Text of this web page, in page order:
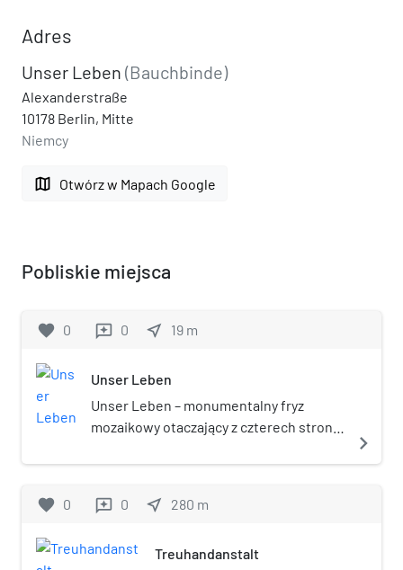
Adres
Unser Leben (Bauchbinde)
Alexanderstraße
10178 Berlin, Mitte
Niemcy
map Otwórz w Mapach Google
Pobliskie miejsca
favorite 0 reviews 0 near_me 19 m
Unser Leben
Unser Leben – monumentalny fryz
mozaikowy otaczający z czterech stron
modernistyczny wieżowiec Haus des
południowo-wschodnim narożniku
wykonany został przez niemieckiego
navigate_next
favorite 0 reviews 0 near_me 280 m
Treuhandanstalt